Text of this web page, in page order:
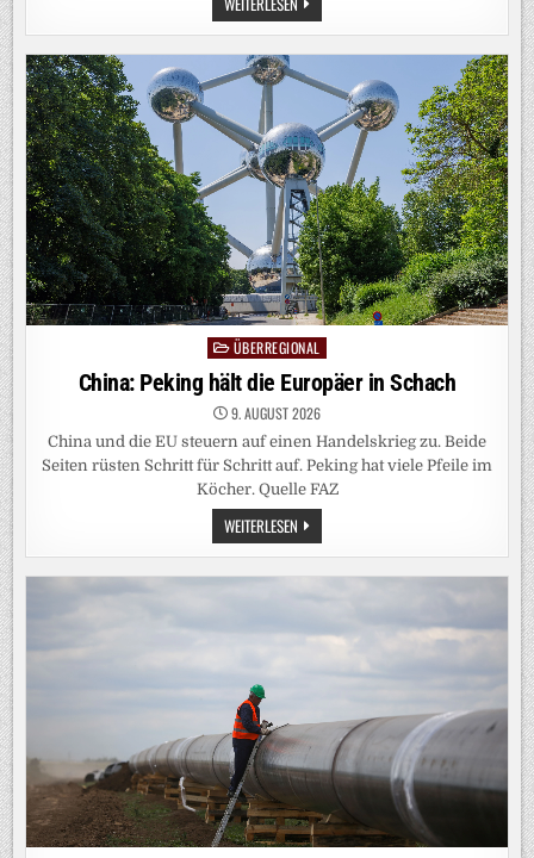
LEDERMUSEUM:
EIN
MUSEUM
DURCH
SEINE
GESCHICHTE
Posted
in
ÜBERREGIONAL
China: Peking hält die Europäer in Schach
9. AUGUST 2026
China und die EU steuern auf einen Handelskrieg zu. Beide
Seiten rüsten Schritt für Schritt auf. Peking hat viele Pfeile im
Köcher. Quelle FAZ
WEITERLESEN CHINA:
PEKING
HÄLT
DIE
EUROPÄER